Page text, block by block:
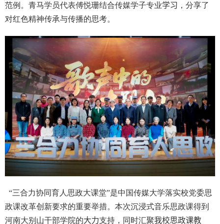
范例。青马学员代表傅悦珊结合传媒学子专业学习 ，分享了
对红色精神传承与传播的思考。
“三合力协同育人思政大课堂”是中国传媒大学落实校党委思
政课改革创新要求的重要举措。本次沉浸式音乐思政课得到
河南大别山干部学院的大力支持，同时汇聚我校思政课教